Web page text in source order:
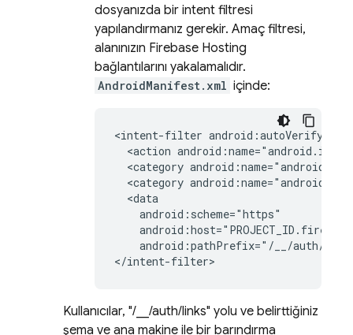
dosyanızda bir intent filtresi
yapılandırmanız gerekir. Amaç filtresi,
alanınızın Firebase Hosting
bağlantılarını yakalamalıdır.
AndroidManifest.xml içinde:
<intent-filter
<action
<category
<category
android:pathPrefix="/__/auth/
Kullanıcılar, "/__/auth/links" yolu ve belirttiğiniz
şema ve ana makine ile bir barındırma